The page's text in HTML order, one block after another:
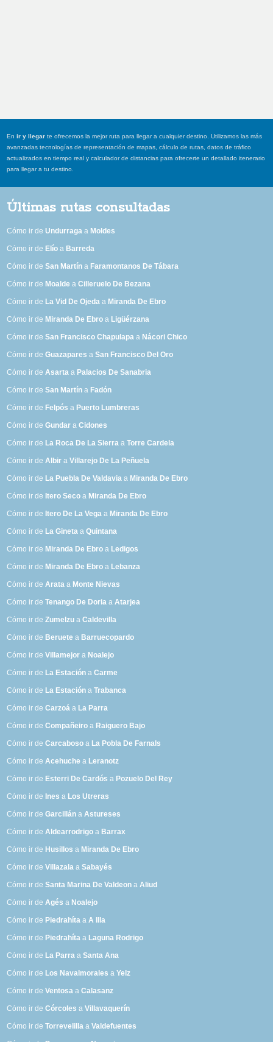
Enir y llegar te ofrecemos la mejor ruta para llegar a cualquier destino. Utilizamos las más
avanzadas tecnologías de representación de mapas, cálculo de rutas, datos de tráfico
actualizados en tiempo real y calculador de distancias para ofrecerte un detallado itenerario
para llegar a tu destino.
Últimas rutas consultadas
Cómo ir deUndurraga a Moldes
Cómo ir de Elío a Barreda
Cómo ir deSan Martín a Faramontanos De Tábara
Cómo ir de Moalde aCilleruelo De Bezana
Cómo ir de La Vid De Ojeda a Miranda De Ebro
Cómo ir de Miranda De Ebro a Ligüérzana
Cómo ir deSan Francisco Chapulapa a Nácori Chico
Cómo ir deGuazapares aSan Francisco Del Oro
Cómo ir deAsarta a Palacios De Sanabria
Cómo ir deSan Martín a Fadón
Cómo ir de Felpós a Puerto Lumbreras
Cómo ir deGundar aCidones
Cómo ir de La Roca De La Sierra aTorre Cardela
Cómo ir deAlbir aVillarejo De La Peñuela
Cómo ir de La Puebla De Valdavia a Miranda De Ebro
Cómo ir de Itero Seco a Miranda De Ebro
Cómo ir de Itero De La Vega a Miranda De Ebro
Cómo ir de La Gineta aQuintana
Cómo ir de Miranda De Ebro a Ledigos
Cómo ir de Miranda De Ebro a Lebanza
Cómo ir deArata a Monte Nievas
Cómo ir deTenango De Doria aAtarjea
Cómo ir deZumelzu aCaldevilla
Cómo ir de Beruete a Barruecopardo
Cómo ir deVillamejor a Noalejo
Cómo ir de La Estación aCarme
Cómo ir de La Estación aTrabanca
Cómo ir deCarzoá a La Parra
Cómo ir deCompañeiro a Raiguero Bajo
Cómo ir deCarcaboso a La Pobla De Farnals
Cómo ir deAcehuche a Leranotz
Cómo ir de Esterri De Cardós a Pozuelo Del Rey
Cómo ir de Ines a Los Utreras
Cómo ir deGarcillán aAstureses
Cómo ir deAldearrodrigo a Barrax
Cómo ir de Husillos a Miranda De Ebro
Cómo ir deVillazala aSabayés
Cómo ir deSanta Marina De Valdeon aAliud
Cómo ir deAgés a Noalejo
Cómo ir de Piedrahíta aA Illa
Cómo ir de Piedrahíta a Laguna Rodrigo
Cómo ir de La Parra aSanta Ana
Cómo ir de Los Navalmorales aYelz
Cómo ir deVentosa aCalasanz
Cómo ir deCórcoles aVillavaquerín
Cómo ir deTorrevelilla aValdefuentes